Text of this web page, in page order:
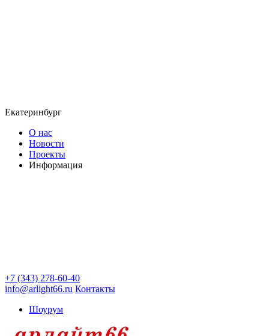
Екатеринбург
О нас
Новости
Проекты
Информация
+7 (343) 278-60-40
info@arlight66.ru Контакты
Шоурум